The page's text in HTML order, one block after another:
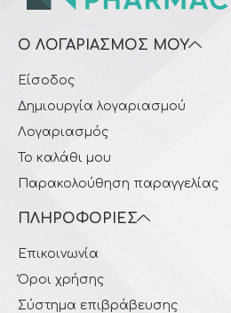
Ο ΛΟΓΑΡΙΑΣΜΌΣ ΜΟΥ
Είσοδος
Δημιουργία λογαριασμού
Λογαριασμός
Το καλάθι μου
Παρακολούθηση παραγγελίας
ΠΛΗΡΟΦΟΡΊΕΣ
Επικοινωνία
Όροι χρήσης
Σύστημα επιβράβευσης